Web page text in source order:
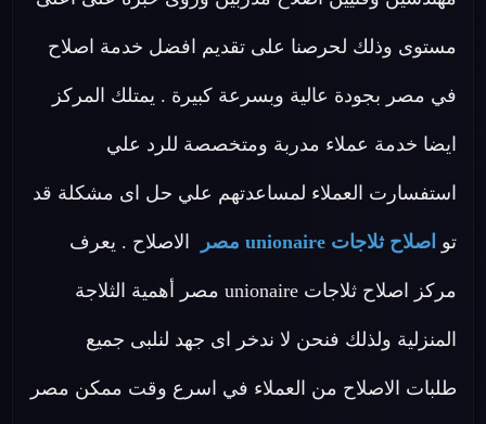
مستوى وذلك لحرصنا على تقديم افضل خدمة اصلاح
في مصر بجودة عالية وبسرعة كبيرة . يمتلك المركز
ايضا خدمة عملاء مدربة ومتخصصة للرد علي
استفسارت العملاء لمساعدتهم علي حل اى مشكلة قد
تو اصلاح ثلاجات unionaire مصر الاصلاح . يعرف
مركز اصلاح ثلاجات unionaire مصر أهمية الثلاجة
المنزلية ولذلك فنحن لا ندخر اى جهد لنلبى جميع
طلبات الاصلاح من العملاء في اسرع وقت ممكن مصر